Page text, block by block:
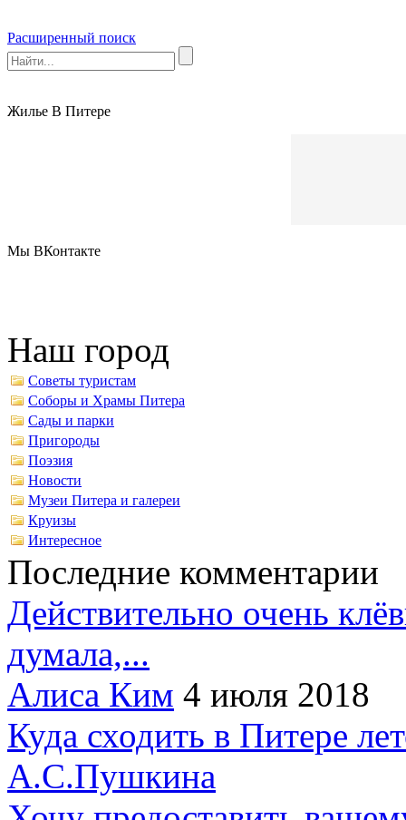
Расширенный поиск
Жилье В Питере
Мы ВКонтакте
Наш город
Советы туристам
Соборы и Храмы Питера
Сады и парки
Пригороды
Поэзия
Новости
Музеи Питера и галереи
Круизы
Интересное
Последние комментарии
Действительно очень
думала,...
Алиса Ким 4 июля 2018
Куда сходить в Питере
А.С.Пушкина